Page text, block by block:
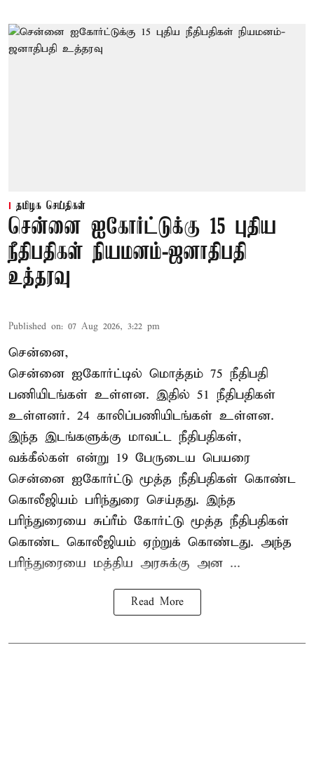
தமிழக செய்திகள்
சென்னை ஐகோர்ட்டுக்கு 15 புதிய
நீதிபதிகள் நியமனம்-ஜனாதிபதி
உத்தரவு
Published on: 07 Aug 2026, 3:22 pm
சென்னை,
சென்னை ஐகோர்ட்டில் மொத்தம் 75 நீதிபதி
பணியிடங்கள் உள்ளன. இதில் 51 நீதிபதிகள்
உள்ளனர். 24 காலிப்பணியிடங்கள் உள்ளன.
இந்த இடங்களுக்கு மாவட்ட நீதிபதிகள்,
வக்கீல்கள் என்று 19 பேருடைய பெயரை
சென்னை ஐகோர்ட்டு மூத்த நீதிபதிகள் கொண்ட
கொலீஜியம் பரிந்துரை செய்தது. இந்த
பரிந்துரையை சுப்ரீம் கோர்ட்டு மூத்த நீதிபதிகள்
கொண்ட கொலீஜியம் ஏற்றுக் கொண்டது. அந்த
பரிந்துரையை மத்திய அரசுக்கு அன ...
Read More